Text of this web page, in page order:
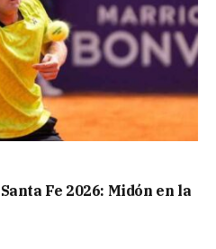
Fe 2026: Midón en la